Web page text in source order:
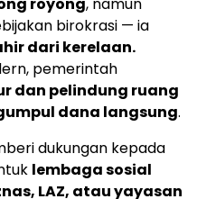
birokrasi — ia
dari kerelaan.
pemerintah
dan pelindung ruang
dana langsung.
dukungan kepada
lembaga sosial
LAZ, atau yayasan